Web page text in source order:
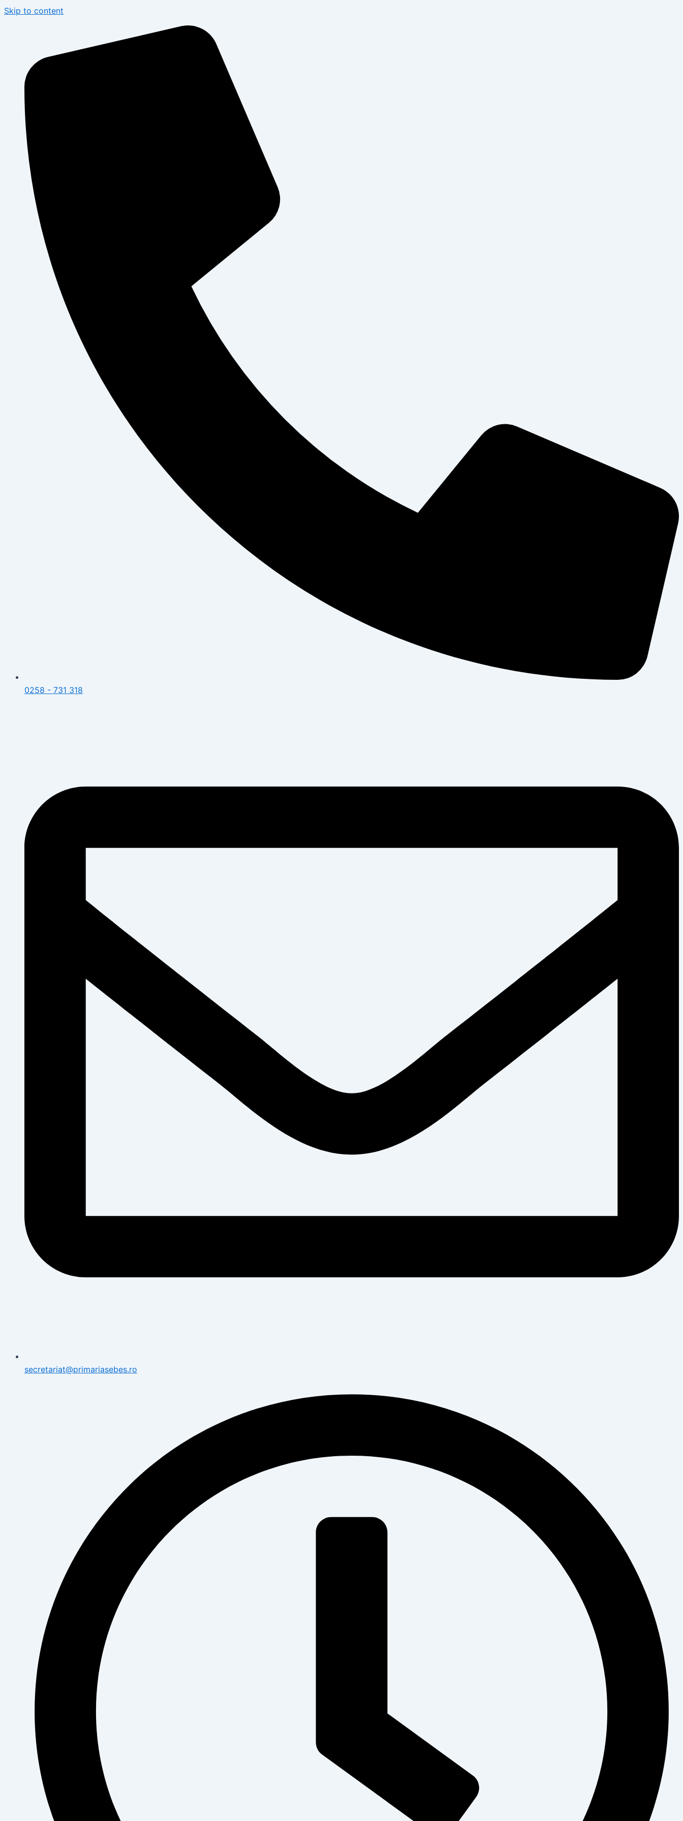
Skip to content
0258 - 731 318
secretariat@primariasebes.ro